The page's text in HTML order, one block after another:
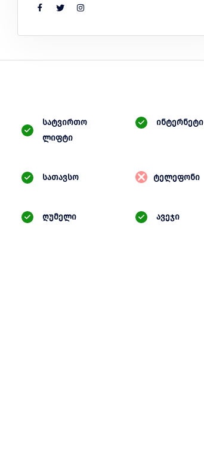
სატვირთო
ლიფტი
ინტერნეტი
სათავსო ტელეფონი
ღუმელი ავეჯი